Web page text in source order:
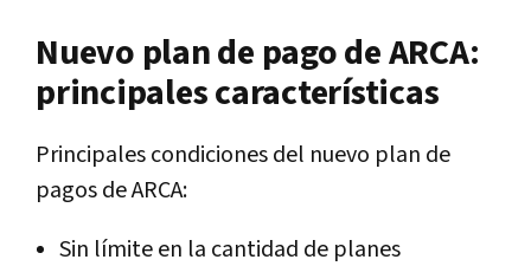
Nuevo plan de pago de ARCA:
principales características
Principales condiciones del nuevo plan de
pagos de ARCA:
Sin límite en la cantidad de planes